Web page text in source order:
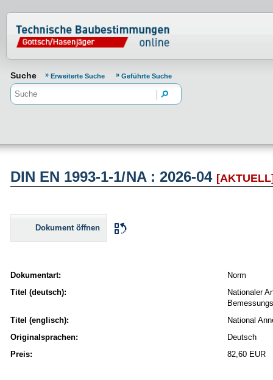
Normenportal Barrierefreiheit
Suche Erweiterte Suche Geführte Suche
DIN EN 1993-1-1/NA : 2026-04
Dokument öffnen
Dokumentart:
Norm
Titel (deutsch):
Nationaler
Titel (englisch):
National
Originalsprachen:
Deutsch
Preis:
82,60 EUR